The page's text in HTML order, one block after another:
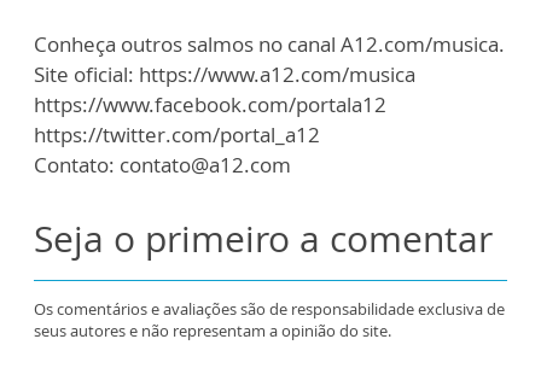
Conheça outros salmos no canal A12.com/musica.
Site oficial: https://www.a12.com/musica
https://www.facebook.com/portala12
https://twitter.com/portal_a12
Contato: contato@a12.com
Seja o primeiro a comentar
Os comentários e avaliações são de responsabilidade exclusiva de
seus autores e não representam a opinião do site.